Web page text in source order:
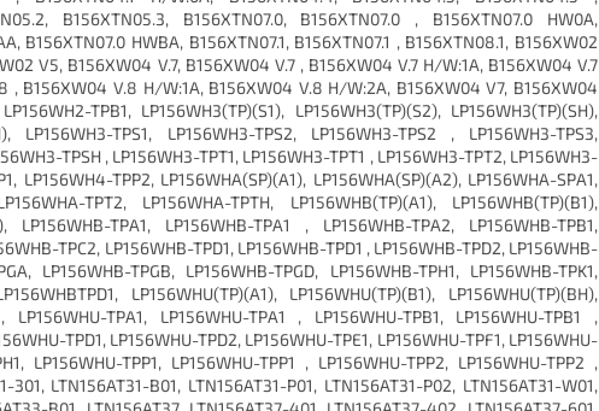
B156XTN05.3, B156XTN07.0, B156XTN07.0 , B156XTN07.0 HW0A,
B156XTN07.0 HWBA, B156XTN07.1, B156XTN07.1 , B156XTN08.1, B156XW02
V5, B156XW04 V.7, B156XW04 V.7 , B156XW04 V.7 H/W:1A, B156XW04 V.7
, B156XW04 V.8 H/W:1A, B156XW04 V.8 H/W:2A, B156XW04 V7, B156XW04
TPB1, LP156WH3(TP)(S1), LP156WH3(TP)(S2), LP156WH3(TP)(SH),
LP156WH3-TPS1, LP156WH3-TPS2, LP156WH3-TPS2 , LP156WH3-TPS3,
TPSH , LP156WH3-TPT1, LP156WH3-TPT1 , LP156WH3-TPT2, LP156WH3-
LP156WH4-TPP2, LP156WHA(SP)(A1), LP156WHA(SP)(A2), LP156WHA-SPA1,
TPT2, LP156WHA-TPTH, LP156WHB(TP)(A1), LP156WHB(TP)(B1),
LP156WHB-TPA1, LP156WHB-TPA1 , LP156WHB-TPA2, LP156WHB-TPB1,
TPC2, LP156WHB-TPD1, LP156WHB-TPD1 , LP156WHB-TPD2, LP156WHB-
LP156WHB-TPGB, LP156WHB-TPGD, LP156WHB-TPH1, LP156WHB-TPK1,
LP156WHU(TP)(A1), LP156WHU(TP)(B1), LP156WHU(TP)(BH),
LP156WHU-TPA1, LP156WHU-TPA1 , LP156WHU-TPB1, LP156WHU-TPB1 ,
TPD1, LP156WHU-TPD2, LP156WHU-TPE1, LP156WHU-TPF1, LP156WHU-
LP156WHU-TPP1, LP156WHU-TPP1 , LP156WHU-TPP2, LP156WHU-TPP2 ,
301, LTN156AT31-B01, LTN156AT31-P01, LTN156AT31-P02, LTN156AT31-W01,